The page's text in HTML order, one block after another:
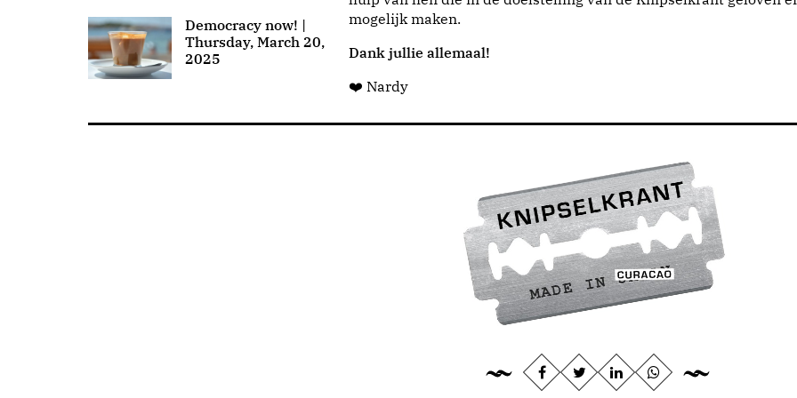
Democracy now! |
Thursday, March 20,
2025
mogelijk maken.
Dank jullie allemaal!
❤️ Nardy